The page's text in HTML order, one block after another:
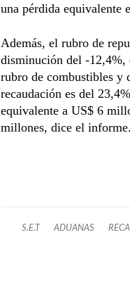
una pérdida equivalente
Además, el rubro de
disminución del -12,4%,
rubro de combustibles y
recaudación es del
equivalente a US$ 6
millones, dice el informe.
S.E.T ADUANAS